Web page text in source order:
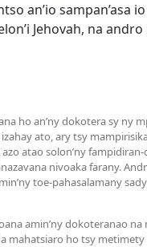
an’io sampan’asa
Jehovah, na andro
ho an’ny dokotera sy ny
ato, ary tsy
atao solon’ny
nivoaka farany.
toe-pahasalamany
amin’ny dokoteranao
mahatsiaro ho tsy metimety